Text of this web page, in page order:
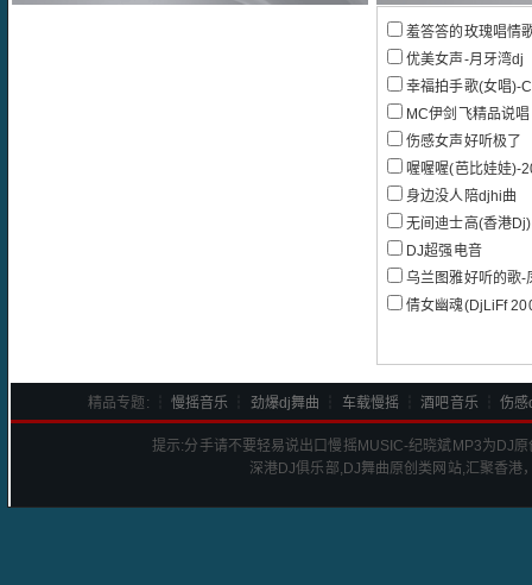
羞答答的玫瑰唱情
优美女声-月牙湾dj
幸福拍手歌(女唱)-
MC伊剑飞精品说唱
伤感女声好听极了
喔喔喔(芭比娃娃)-
身边没人陪djhi曲
无间迪士高(香港Dj)
DJ超强电音
乌兰图雅好听的歌-
倩女幽魂(DjLiFf
精品专题: ┆ 慢摇音乐 劲爆dj舞曲 车载慢摇 ┆酒吧音乐┆伤感
提示:分手请不要轻易说出口慢摇MUSIC-纪晓斌 MP3为DJ
深港DJ俱乐部,DJ舞曲原创类网站,汇聚香港